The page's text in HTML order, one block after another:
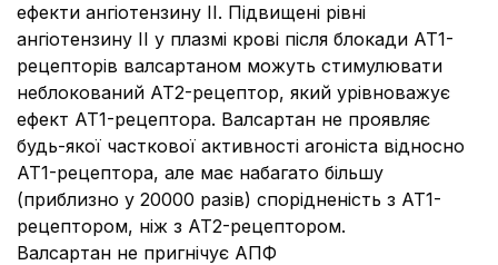
ефекти ангіотензину ІІ. Підвищені рівні
ангіотензину ІІ у плазмі крові після блокади АТ1-
рецепторів валсартаном можуть стимулювати
неблокований АТ2-рецептор, який урівноважує
ефект АТ1-рецептора. Валсартан не проявляє
будь-якої часткової активності агоніста відносно
АТ1-рецептора, але має набагато більшу
(приблизно у 20000 разів) спорідненість з АТ1-
рецептором, ніж з АТ2-рецептором.
Валсартан не пригнічує АПФ